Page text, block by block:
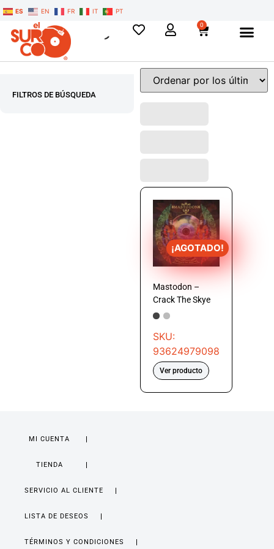
ES EN FR IT PT
0
FILTROS DE BÚSQUEDA
¡AGOTADO!
Mastodon –
Crack The Skye
SKU:
93624979098
Ver producto
MI CUENTA
TIENDA
SERVICIO AL CLIENTE
LISTA DE DESEOS
TÉRMINOS Y CONDICIONES